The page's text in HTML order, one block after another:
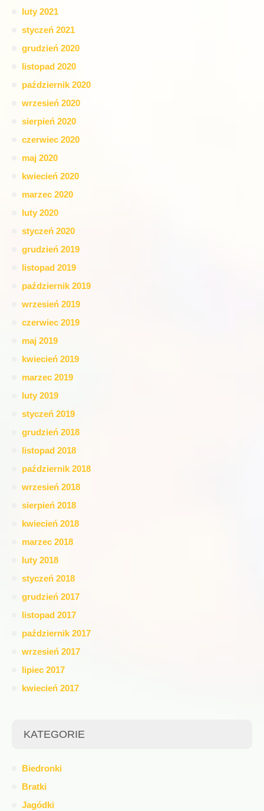
luty 2021
styczeń 2021
grudzień 2020
listopad 2020
październik 2020
wrzesień 2020
sierpień 2020
czerwiec 2020
maj 2020
kwiecień 2020
marzec 2020
luty 2020
styczeń 2020
grudzień 2019
listopad 2019
październik 2019
wrzesień 2019
czerwiec 2019
maj 2019
kwiecień 2019
marzec 2019
luty 2019
styczeń 2019
grudzień 2018
listopad 2018
październik 2018
wrzesień 2018
sierpień 2018
kwiecień 2018
marzec 2018
luty 2018
styczeń 2018
grudzień 2017
listopad 2017
październik 2017
wrzesień 2017
lipiec 2017
kwiecień 2017
KATEGORIE
Biedronki
Bratki
Jagódki